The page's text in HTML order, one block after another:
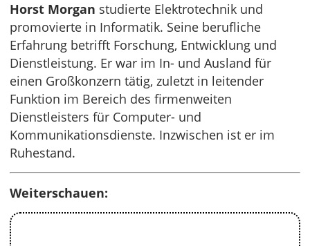
Horst Morgan studierte Elektrotechnik und
promovierte in Informatik. Seine berufliche
Erfahrung betrifft Forschung, Entwicklung und
Dienstleistung. Er war im In- und Ausland für
einen Großkonzern tätig, zuletzt in leitender
Funktion im Bereich des firmenweiten
Dienstleisters für Computer- und
Kommunikationsdienste. Inzwischen ist er im
Ruhestand.
Weiterschauen: